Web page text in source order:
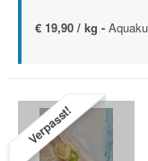
€ 19,90 / kg -
Verpasst!